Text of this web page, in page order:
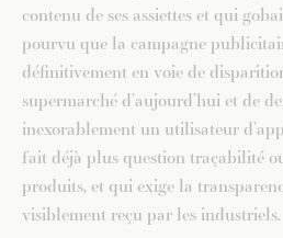
contenu de ses assiettes et qui
pourvu que la campagne
définitivement en voie de
supermarché d’aujourd’hui et de
inexorablement un utilisateur
fait déjà plus question traçabilité
produits, et qui exige la
visiblement reçu par les industriels.